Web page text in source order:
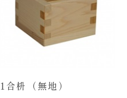
1合枡（無地）